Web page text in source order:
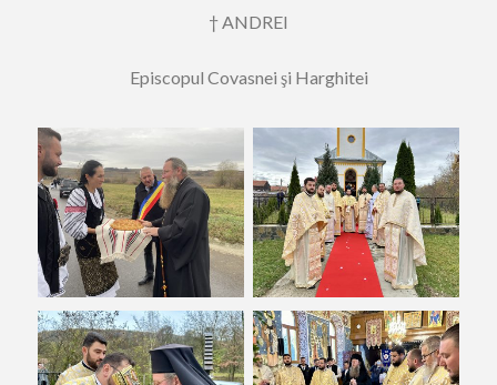
†ANDREI
Episcopul Covasnei şi Harghitei